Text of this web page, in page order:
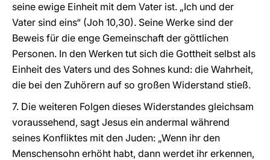
seine ewige Einheit mit dem Vater ist. „Ich und der
Vater sind eins“ (Joh 10,30). Seine Werke sind der
Beweis für die enge Gemeinschaft der göttlichen
Personen. In den Werken tut sich die Gottheit selbst als
Einheit des Vaters und des Sohnes kund: die Wahrheit,
die bei den Zuhörern auf so großen Widerstand stieß.
7. Die weiteren Folgen dieses Widerstandes gleichsam
voraussehend, sagt Jesus ein andermal während
seines Konfliktes mit den Juden: „Wenn ihr den
Menschensohn erhöht habt, dann werdet ihr erkennen,